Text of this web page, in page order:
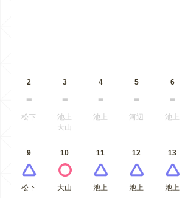
2
松下
3
池上
大山
4
池上
5
河辺
6
池上
9
松下
10
大山
11
池上
12
池上
13
池上